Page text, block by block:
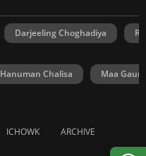
Darjeeling Choghadiya
Hanuman Chalisa Maa Gauri
ICHOWK ARCHIVE